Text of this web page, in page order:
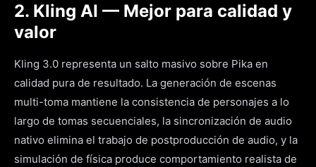
2. Kling AI — Mejor para calidad y
valor
Kling 3.0 representa un salto masivo sobre Pika en
calidad pura de resultado. La generación de escenas
multi-toma mantiene la consistencia de personajes a lo
largo de tomas secuenciales, la sincronización de audio
nativo elimina el trabajo de postproducción de audio, y la
simulación de física produce comportamiento realista de